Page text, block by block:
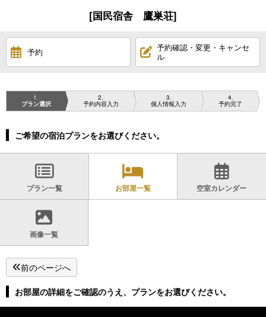
[国民宿舎 鷹巣荘]
予約
予約確認・変更・キャンセ
ル
1
プラン選択
2
予約内容入力
3
個人情報入力
4
予約完了
ご希望の宿泊プランをお選びください。
プラン一覧 お部屋一覧 空室カレンダー
画像一覧
前のページへ
お部屋の詳細をご確認のうえ、プランをお選びください。